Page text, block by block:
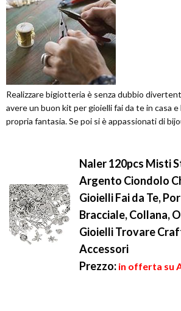
Realizzare bigiotteria è senza dubbio
avere un buon kit per gioielli fai da te in casa e
propria fantasia. Se poi si è appassionati di
Naler 120pcs Misti
Argento Ciondolo
Gioielli Fai da Te,
Bracciale, Collana,
Gioielli Trovare
Accessori
Prezzo: in offerta su